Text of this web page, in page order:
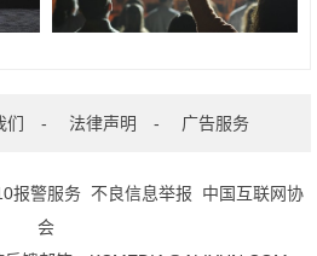
们 - 法律声明 - 广告服务
报警服务 不良信息举报
中国互联网协
会